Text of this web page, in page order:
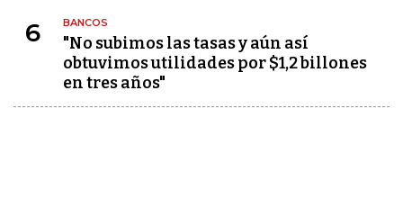
6 BANCOS
"No subimos las tasas y aún así
obtuvimos utilidades por $1,2 billones
en tres años"